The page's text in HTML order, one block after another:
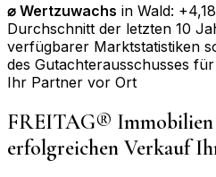
⌀ Wertzuwachs in Wald:
Durchschnitt der letzten 10
verfügbarer Marktstatistiken
des Gutachterausschusses für
Ihr Partner vor Ort
FREITAG®
erfolgreichen Verkauf